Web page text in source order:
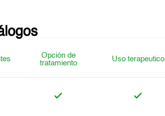
Opción de
tratamiento
Uso terapeutico